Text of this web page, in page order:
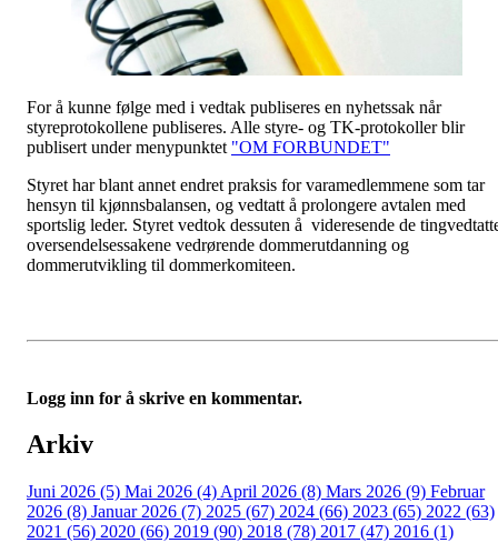
For å kunne følge med i vedtak publiseres en nyhetssak når
styreprotokollene publiseres. Alle styre- og TK-protokoller blir
publisert under menypunktet "OM FORBUNDET"
Styret har blant annet endret praksis for varamedlemmene som tar
hensyn til kjønnsbalansen, og vedtatt å prolongere avtalen med
sportslig leder. Styret vedtok dessuten å videresende de
oversendelsessakene vedrørende dommerutdanning og
dommerutvikling til dommerkomiteen.
Logg inn for å skrive en kommentar.
Arkiv
Juni 2026 (5) Mai 2026 (4) April 2026 (8) Mars 2026 (9) Februar
2026 (8) Januar 2026 (7) 2025 (67) 2024 (66) 2023 (65) 2022 (63)
2021 (56) 2020 (66) 2019 (90) 2018 (78) 2017 (47) 2016 (1)